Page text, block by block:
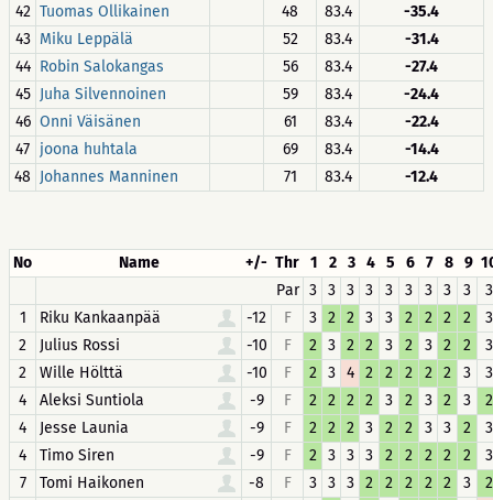
42 Tuomas Ollikainen 48 83.4
-35.4
43 Miku Leppälä 52 83.4
-31.4
44 Robin Salokangas 56 83.4
-27.4
45 Juha Silvennoinen 59 83.4
-24.4
46 Onni Väisänen 61 83.4
-22.4
47 joona huhtala 69 83.4
-14.4
48 Johannes Manninen 71 83.4 -12.4
No Name +/- Thr 1 2 3 4 5 6 7 8 9
Par 3 3 3 3 3 3 3 3 3
3
1
Riku Kankaanpää -12 F 3 2 2 3 3 2 2 2 2
3
2
Julius Rossi -10 F 2 3 2 2 3 2 3 2 2
3
2
Wille Hölttä -10 F 2 3 4 2 2 2 2 2 3
3
4
Aleksi Suntiola -9 F 2 2 2 2 3 2 3 2 3
2
4
Jesse Launia -9 F 2 2 2 3 2 2 3 3 2
3
4
Timo Siren -9 F 2 3 3 3 2 2 2 2 2
3
7
Tomi Haikonen -8 F 3 3 3 2 2 2 2 2 3
2